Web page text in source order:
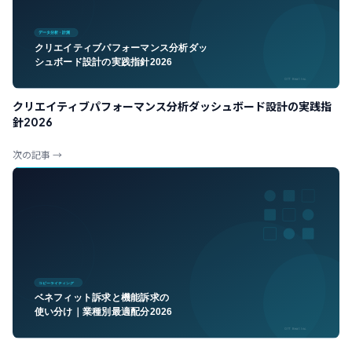
クリエイティブパフォーマンス分析ダッシュボード設計の実践指
針2026
次の記事 →